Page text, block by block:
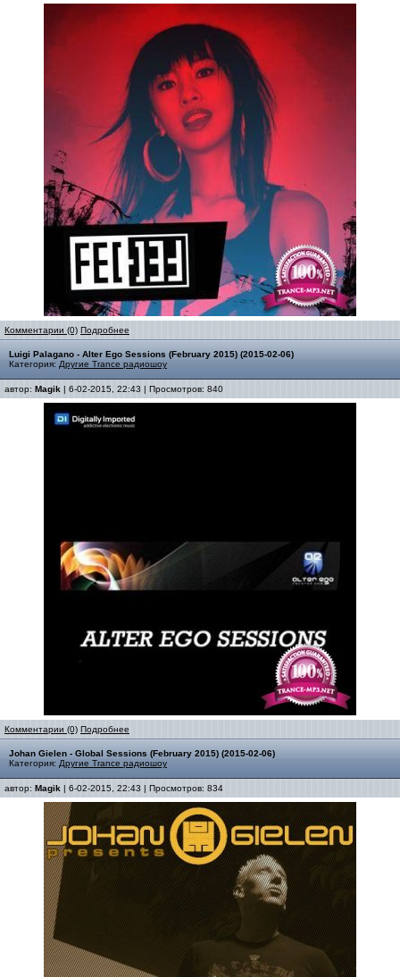
Комментарии (0) Подробнее
Luigi Palagano - Alter Ego Sessions (February 2015) (2015-02-06)
Категория: Другие Trance радиошоу
автор: Magik | 6-02-2015, 22:43 | Просмотров: 840
Комментарии (0) Подробнее
Johan Gielen - Global Sessions (February 2015) (2015-02-06)
Категория: Другие Trance радиошоу
автор: Magik | 6-02-2015, 22:43 | Просмотров: 834